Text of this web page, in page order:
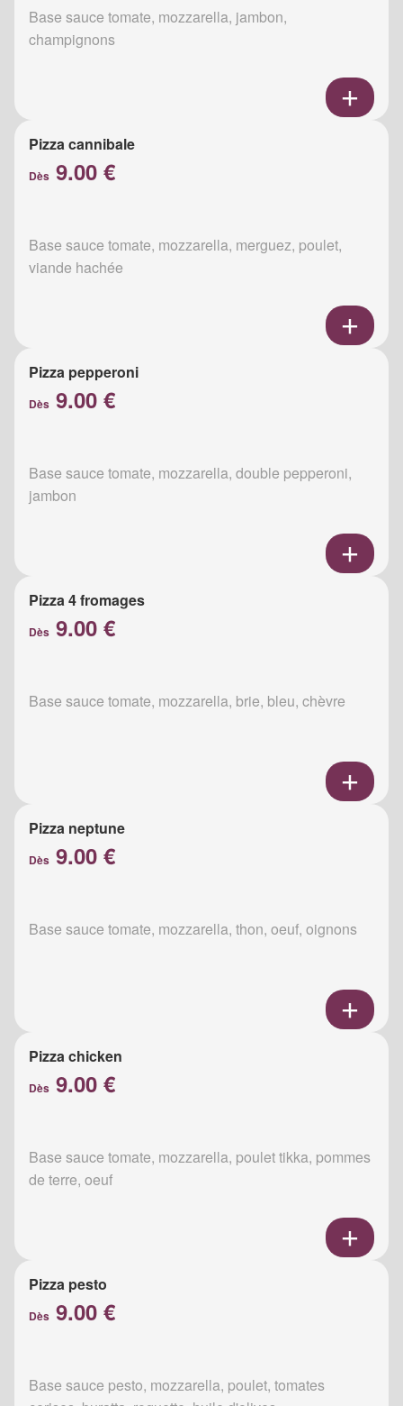
Base sauce tomate, mozzarella, jambon,
champignons
Pizza cannibale
Dès 9.00 €
Base sauce tomate, mozzarella, merguez, poulet,
viande hachée
Pizza pepperoni
Dès 9.00 €
Base sauce tomate, mozzarella, double pepperoni,
jambon
Pizza 4 fromages
Dès 9.00 €
Base sauce tomate, mozzarella, brie, bleu, chèvre
Pizza neptune
Dès 9.00 €
Base sauce tomate, mozzarella, thon, oeuf, oignons
Pizza chicken
Dès 9.00 €
Base sauce tomate, mozzarella, poulet tikka, pommes
de terre, oeuf
Pizza pesto
Dès 9.00 €
Base sauce pesto, mozzarella, poulet, tomates